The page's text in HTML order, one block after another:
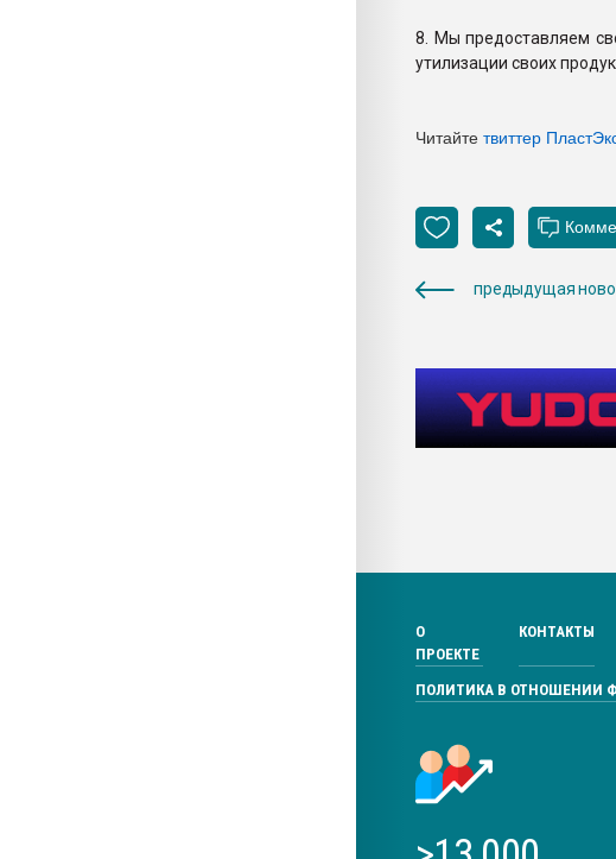
8. Мы предоставляем
утилизации своих
Читайте твиттер
предыдущая
О
ПРОЕКТЕ
КОНТАКТЫ
ПОЛИТИКА В ОТНОШЕНИИ